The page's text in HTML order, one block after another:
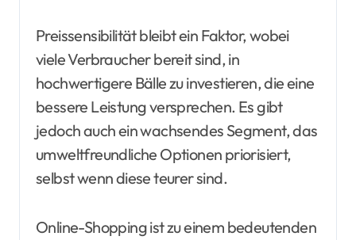
Preissensibilität bleibt ein Faktor, wobei
viele Verbraucher bereit sind, in
hochwertigere Bälle zu investieren, die eine
bessere Leistung versprechen. Es gibt
jedoch auch ein wachsendes Segment, das
umweltfreundliche Optionen priorisiert,
selbst wenn diese teurer sind.
Online-Shopping ist zu einem bedeutenden